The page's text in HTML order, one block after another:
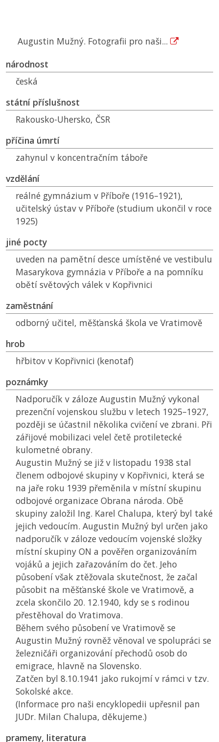
Augustin Mužný. Fotografii pro naši...
národnost
česká
státní příslušnost
Rakousko-Uhersko, ČSR
příčina úmrtí
zahynul v koncentračním táboře
vzdělání
reálné gymnázium v Příboře (1916–1921),
učitelský ústav v Příboře (studium ukončil v roce
1925)
jiné pocty
uveden na pamětní desce umístěné ve vestibulu
Masarykova gymnázia v Příboře a na pomníku
obětí světových válek v Kopřivnici
zaměstnání
odborný učitel, měšťanská škola ve Vratimově
hrob
hřbitov v Kopřivnici (kenotaf)
poznámky
Nadporučík v záloze Augustin Mužný vykonal
prezenční vojenskou službu v letech 1925–1927,
později se účastnil několika cvičení ve zbrani. Při
zářijové mobilizaci velel četě protiletecké
kulometné obrany.
Augustin Mužný se již v listopadu 1938 stal
členem odbojové skupiny v Kopřivnici, která se
na jaře roku 1939 přeměnila v místní skupinu
odbojové organizace Obrana národa. Obě
skupiny založil Ing. Karel Chalupa, který byl také
jejich vedoucím. Augustin Mužný byl určen jako
nadporučík v záloze vedoucím vojenské složky
místní skupiny ON a pověřen organizováním
vojáků a jejich zařazováním do čet. Jeho
působení však ztěžovala skutečnost, že začal
působit na měšťanské škole ve Vratimově, a
zcela skončilo 20. 12.1940, kdy se s rodinou
přestěhoval do Vratimova.
Během svého působení ve Vratimově se
Augustin Mužný rovněž věnoval ve spolupráci se
železničáři organizování přechodů osob do
emigrace, hlavně na Slovensko.
Zatčen byl 8.10.1941 jako rukojmí v rámci v tzv.
Sokolské akce.
(Informace pro naši encyklopedii upřesnil pan
JUDr. Milan Chalupa, děkujeme.)
prameny, literatura